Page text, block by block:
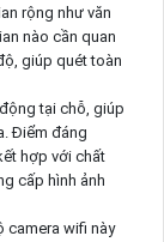
rộng như văn
nào cần quan
giúp quét toàn
tại chỗ, giúp
Điểm đáng
hợp với chất
cấp hình ảnh
camera wifi này